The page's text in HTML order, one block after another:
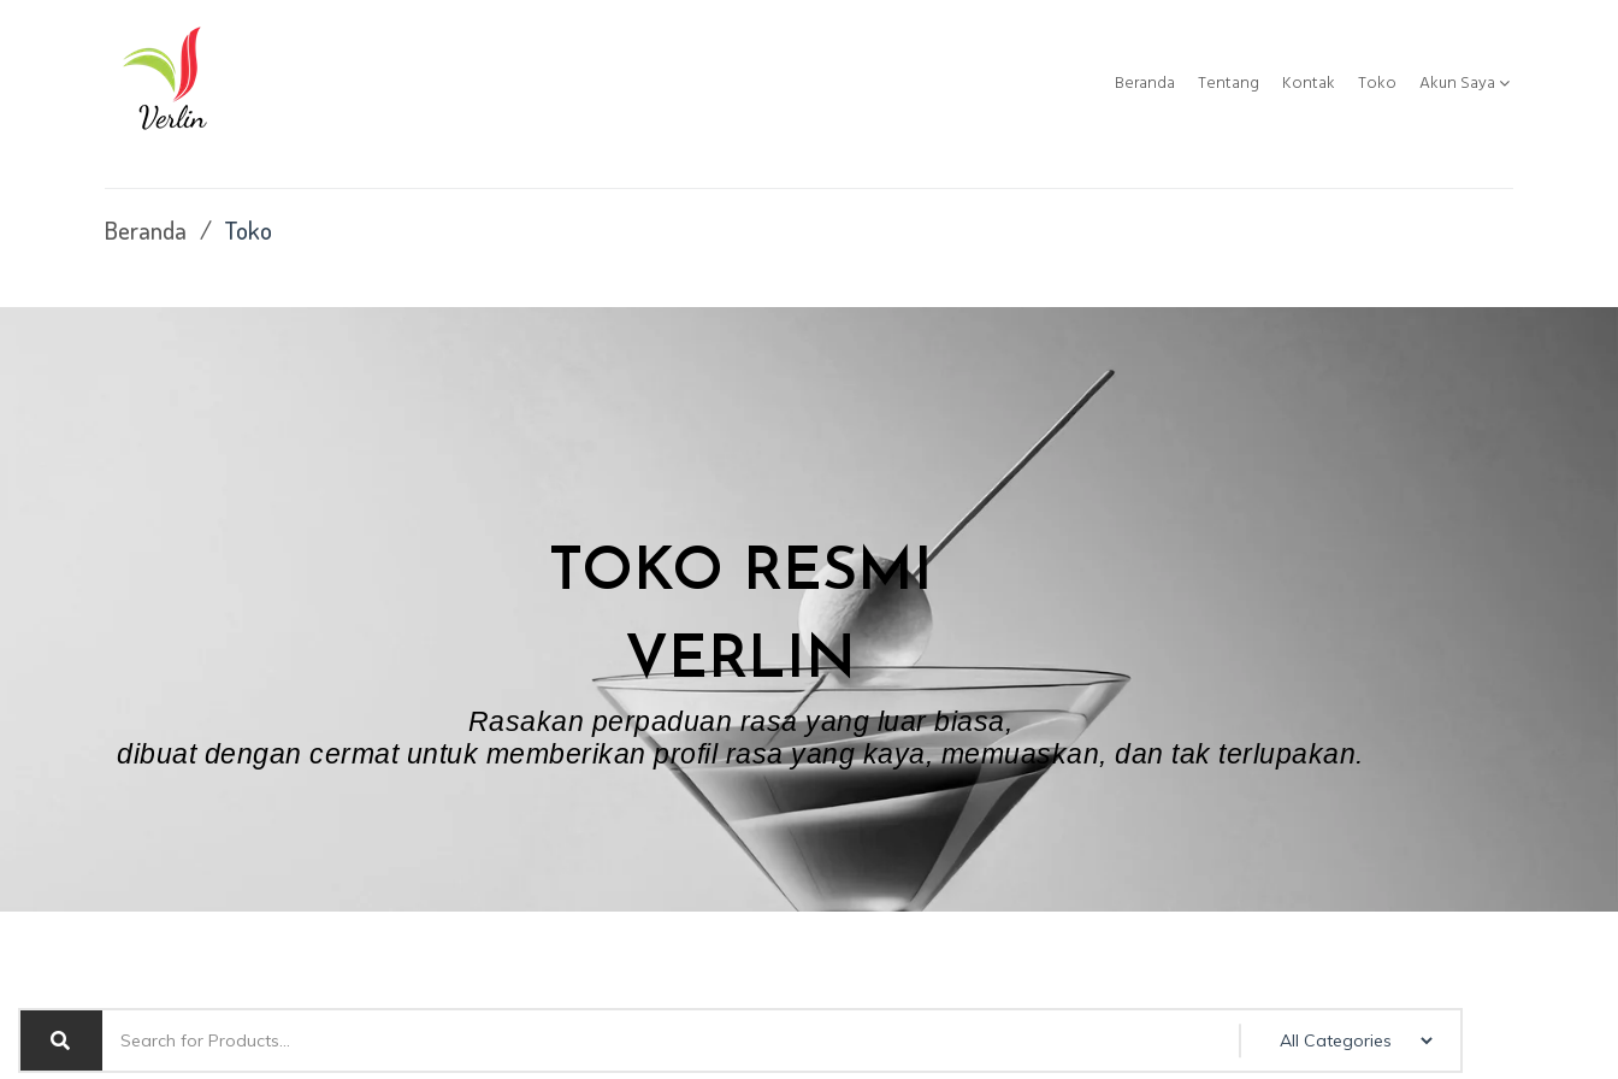
Beranda Tentang Kontak Toko Akun Saya
Beranda / Toko
TOKO RESMI
VERLIN
Rasakan perpaduan rasa yang luar biasa,
dibuat dengan cermat untuk memberikan profil rasa yang kaya, memuaskan, dan tak terlupakan.